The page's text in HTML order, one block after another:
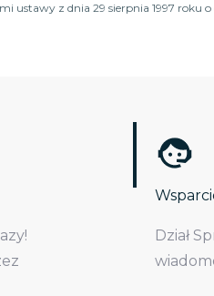
z dnia 29 sierpnia 1997 roku
Dział